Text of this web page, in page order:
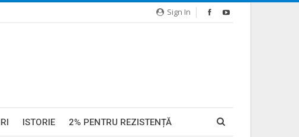
Sign In
ISTORIE 2% PENTRU REZISTENȚĂ